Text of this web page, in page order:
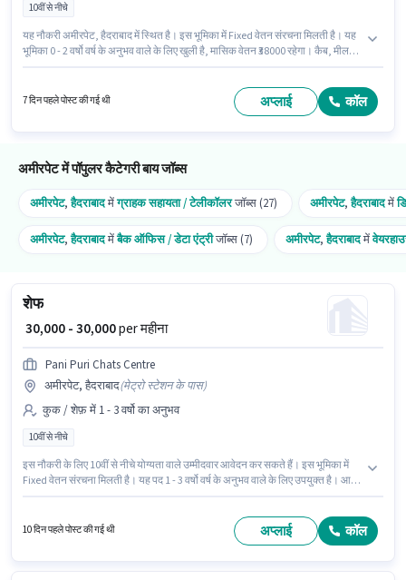
10वीं से नीचे
यह नौकरी अमीरपेट, हैदराबाद में स्थित है। इस भूमिका में Fixed वेतन संरचना मिलती है। यह
भूमिका 0 - 2 वर्षो वर्ष के अनुभव वाले के लिए खुली है, मासिक वेतन ₹38000 रहेगा। कैब, मील,
भूमिका के लिए उम्मीदवार के पास कंप्यूटर नॉलेज होना अनिवार्य है।
7 दिन पहले पोस्ट की गई थी अप्लाई कॉल
अमीरपेट में पॉपुलर कैटेगरी बाय जॉब्स
अमीरपेट,हैदराबादमेंग्राहक सहायता / टेलीकॉलरजॉब्स (27) अमीरपेट,हैदराबादमें
अमीरपेट,हैदराबादमेंबैक ऑफिस / डेटा एंट्रीजॉब्स (7) अमीरपेट,हैदराबादमें
शेफ
₹ 30,000 - 30,000per महीना
Pani Puri Chats Centre
अमीरपेट, हैदराबाद(मेट्रो स्टेशन के पास)
कुक / शेफ़ में 1 - 3 वर्षो का अनुभव
10वीं से नीचे
इस नौकरी के लिए 10वीं से नीचे योग्यता वाले उम्मीदवार आवेदन कर सकते हैं। इस भूमिका में
Fixed वेतन संरचना मिलती है। यह पद 1 - 3 वर्षो वर्ष के अनुभव वाले के लिए उपयुक्त है। आप
अमीरपेट, हैदराबाद में स्थित है।
10 दिन पहले पोस्ट की गई थी अप्लाई कॉल